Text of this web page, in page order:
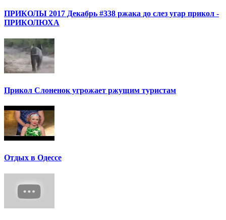
ПРИКОЛЫ 2017 Декабрь #338 ржака до слез угар прикол -
ПРИКОЛЮХА
Прикол Слоненок угрожает ржущим туристам
Отдых в Одессе